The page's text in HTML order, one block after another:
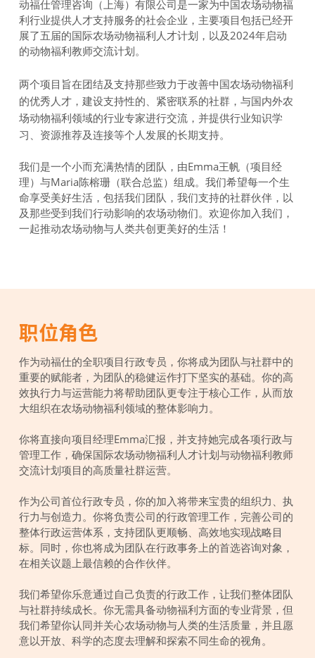
动福仕管理咨询（上海）有限公司是一家为中国农场动物福
利行业提供人才支持服务的社会企业，主要项目包括已经开
展了五届的国际农场动物福利人才计划，以及2024年启动
的动物福利教师交流计划。
两个项目旨在团结及支持那些致力于改善中国农场动物福利
的优秀人才，建设支持性的、紧密联系的社群，与国内外农
场动物福利领域的行业专家进行交流，并提供行业知识学
习、资源推荐及连接等个人发展的长期支持。
我们是一个小而充满热情的团队，由Emma王帆（项目经
理）与Maria陈榕珊（联合总监）组成。我们希望每一个生
命享受美好生活，包括我们团队，我们支持的社群伙伴，以
及那些受到我们行动影响的农场动物们。欢迎你加入我们，
一起推动农场动物与人类共创更美好的生活！
职位角色
作为动福仕的全职项目行政专员，你将成为团队与社群中的
重要的赋能者，为团队的稳健运作打下坚实的基础。你的高
效执行力与运营能力将帮助团队更专注于核心工作，从而放
大组织在农场动物福利领域的整体影响力。
你将直接向项目经理Emma汇报，并支持她完成各项行政与
管理工作，确保国际农场动物福利人才计划与动物福利教师
交流计划项目的高质量社群运营。
作为公司首位行政专员，你的加入将带来宝贵的组织力、执
行力与创造力。你将负责公司的行政管理工作，完善公司的
整体行政运营体系，支持团队更顺畅、高效地实现战略目
标。同时，你也将成为团队在行政事务上的首选咨询对象，
在相关议题上最信赖的合作伙伴。
我们希望你乐意通过自己负责的行政工作，让我们整体团队
与社群持续成长。你无需具备动物福利方面的专业背景，但
我们希望你认同并关心农场动物与人类的生活质量，并且愿
意以开放、科学的态度去理解和探索不同生命的视角。